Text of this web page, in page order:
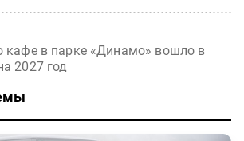
кафе в парке «Динамо» вошло в
2027 год